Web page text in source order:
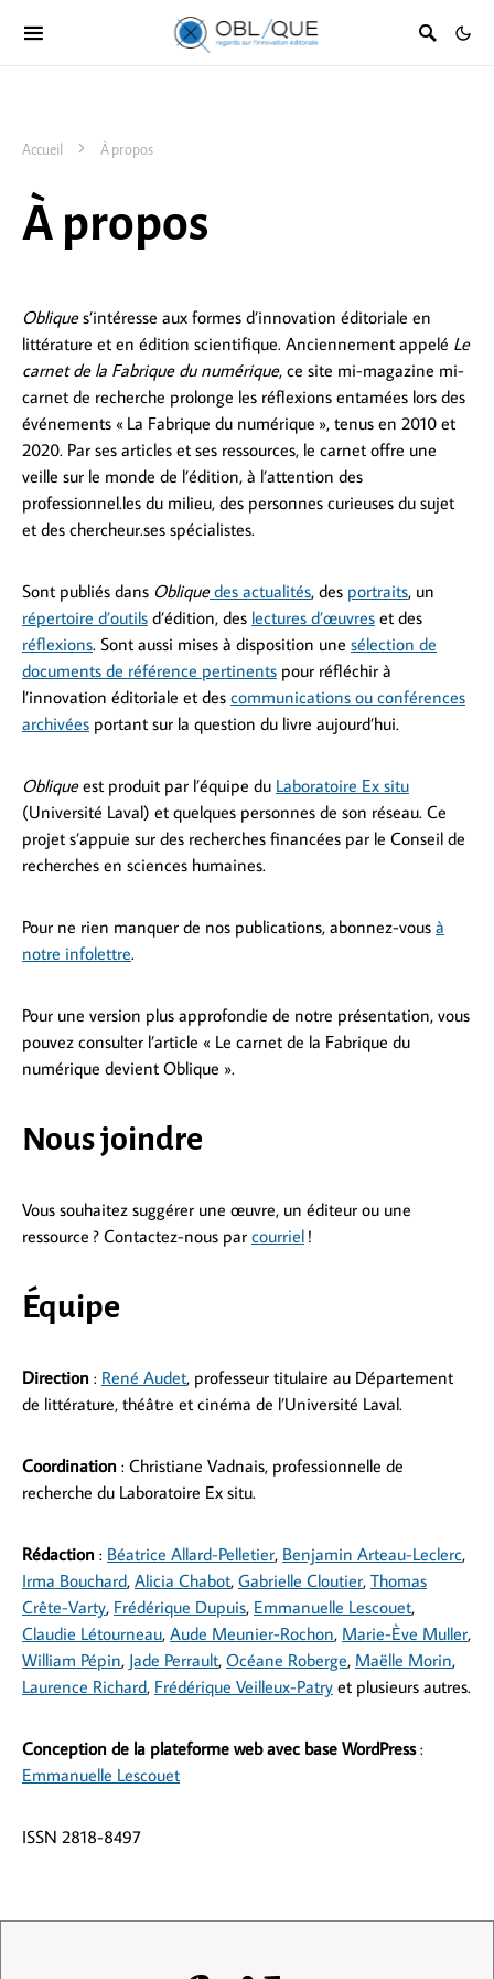
Accueil À propos
À propos
Obliques’intéresse aux formes d’innovation éditoriale en
littérature et en édition scientifique. Anciennement appelé Le
carnet de la Fabrique du numérique, ce site mi-magazine mi-
carnet de recherche prolonge les réflexions entamées lors des
événements « La Fabrique du numérique », tenus en 2010 et
2020. Par ses articles et ses ressources, le carnet offre une
veille sur le monde de l’édition, à l’attention des
professionnel.les du milieu, des personnes curieuses du sujet
et des chercheur.ses spécialistes.
Sont publiés dans Obliquedes actualités, des portraits, un
répertoire d’outils d’édition, des lectures d’œuvres et des
réflexions. Sont aussi mises à disposition une sélection de
documents de référence pertinents pour réfléchir à
l’innovation éditoriale et des communications ou conférences
archivées portant sur la question du livre aujourd’hui.
Obliqueest produit par l’équipe du Laboratoire Ex situ
(Université Laval) et quelques personnes de son réseau. Ce
projet s’appuie sur des recherches financées par le Conseil de
recherches en sciences humaines.
Pour ne rien manquer de nos publications, abonnez-vous à
notre infolettre.
Pour une version plus approfondie de notre présentation, vous
pouvez consulter l’article « Le carnet de la Fabrique du
numérique devient Oblique ».
Nous joindre
Vous souhaitez suggérer une œuvre, un éditeur ou une
ressource ? Contactez-nous par courriel !
Équipe
Direction : René Audet, professeur titulaire au Département
de littérature, théâtre et cinéma de l’Université Laval.
Coordination : Christiane Vadnais, professionnelle de
recherche du Laboratoire Ex situ.
Rédaction : Béatrice Allard-Pelletier, Benjamin Arteau-Leclerc,
Irma Bouchard, Alicia Chabot, Gabrielle Cloutier, Thomas
Crête-Varty, Frédérique Dupuis, Emmanuelle Lescouet,
Claudie Létourneau, Aude Meunier-Rochon, Marie-Ève Muller,
William Pépin, Jade Perrault, Océane Roberge, Maëlle Morin,
Laurence Richard, Frédérique Veilleux-Patry et plusieurs autres.
Conception de la plateforme web avec base WordPress:
Emmanuelle Lescouet
ISSN 2818-8497